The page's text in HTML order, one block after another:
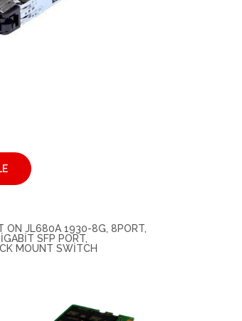
ON JL680A 1930-8G, 8PORT,
SFP PORT,
MOUNT SWITCH